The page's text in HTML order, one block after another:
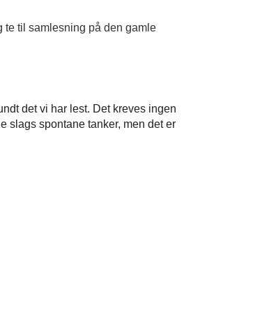
te til samlesning på den gamle
det vi har lest. Det kreves ingen
slags spontane tanker, men det er